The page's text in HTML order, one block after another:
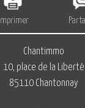
Imprimer
Chantimmo
10, place de la Liberté
85110 Chantonnay